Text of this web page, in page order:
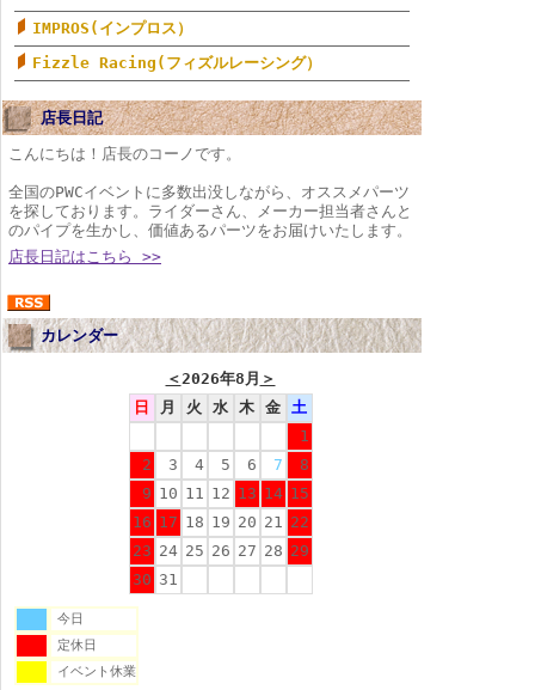
IMPROS(インプロス）
Fizzle Racing(フィズルレーシング）
店長日記
こんにちは！店長のコーノです。
全国のPWCイベントに多数出没しながら、オススメパーツ
を探しております。ライダーさん、メーカー担当者さんと
のパイプを生かし、価値あるパーツをお届けいたします。
店長日記はこちら >>
カレンダー
＜ 2026年8月 ＞
日
月 火 水 木 金
土
1
2
3 4 5 6 7
8
9 10 11 12 13 14 15
16 17 18 19 20 21
22
23 24 25 26 27 28 29
30 31
今日
定休日
イベント休業